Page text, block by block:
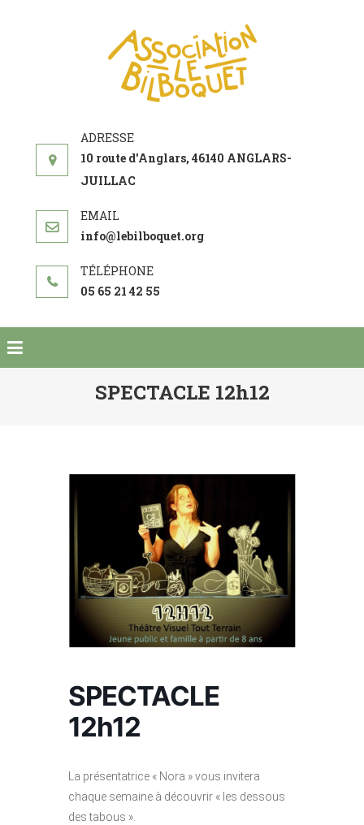
10 route d'Anglars, 46140 ANGLARS-
JUILLAC
info@lebilboquet.org
05 65 21 42 55
SPECTACLE 12h12
SPECTACLE
12h12
La présentatrice « Nora » vous invitera
chaque semaine à découvrir « les dessous
des tabous ».